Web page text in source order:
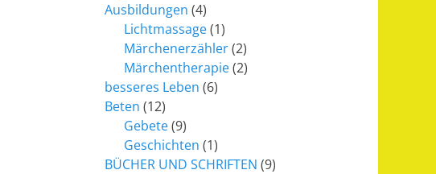
Ausbildungen (4)
Lichtmassage(1)
Märchenerzähler(2)
Märchentherapie(2)
besseres Leben (6)
Beten (12)
Gebete(9)
Geschichten (1)
BÜCHER UND SCHRIFTEN (9)